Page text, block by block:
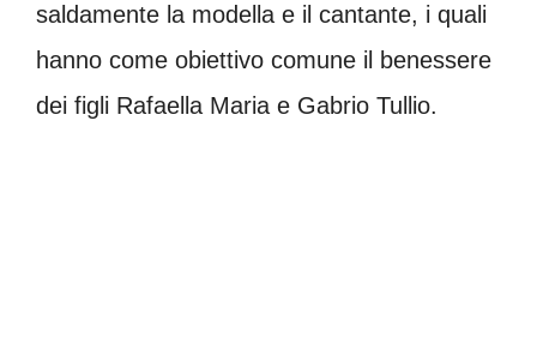
saldamente la modella e il cantante, i quali
hanno come obiettivo comune il benessere
dei figli Rafaella Maria e Gabrio Tullio.